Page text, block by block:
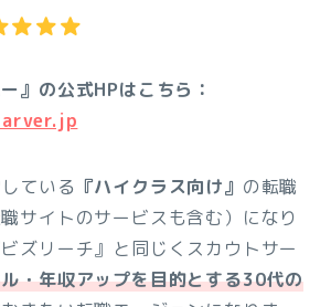
』の公式HPはこちら：
ている 『ハイクラス向け』 の転職
サイトのサービスも含む）になり
ズリーチ』と同じくスカウトサー
・年収アップを目的とする30代の